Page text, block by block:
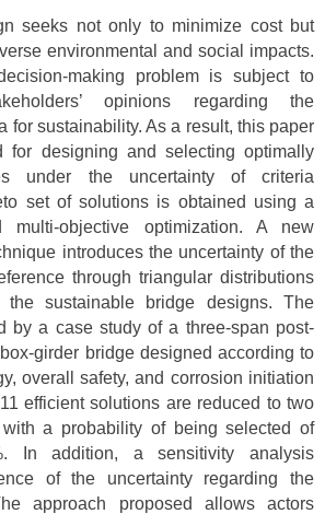
seeks not only to minimize cost but
environmental and social impacts.
making problem is subject to
opinions regarding the
for sustainability. As a result, this paper
for designing and selecting optimally
under the uncertainty of criteria
set of solutions is obtained using a
multi-objective optimization. A new
introduces the uncertainty of the
through triangular distributions
the sustainable bridge designs. The
by a case study of a three-span post-
girder bridge designed according to
overall safety, and corrosion initiation
efficient solutions are reduced to two
with a probability of being selected of
In addition, a sensitivity analysis
of the uncertainty regarding the
approach proposed allows actors